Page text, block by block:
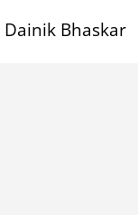
Dainik Bhaskar